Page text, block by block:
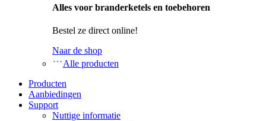
Alles voor branderketels en toebehoren
Bestel ze direct online!
Naar de shop
Alle producten
Producten
Aanbiedingen
Support
Nuttige informatie